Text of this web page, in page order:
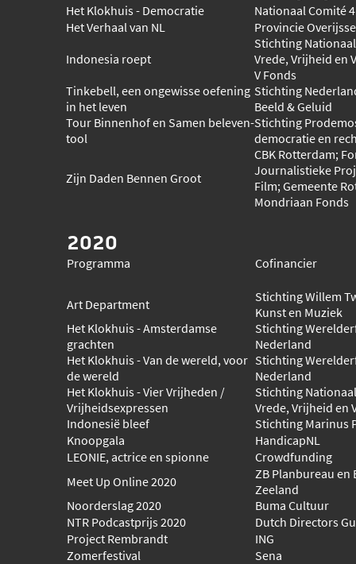
Het Klokhuis - Democratie
Nationaal Comité
Het Verhaal van NL
Provincie
Indonesia roept
Stichting
Vrede, Vrijheid en
V Fonds
Tinkebell, een ongewisse oefening
in het leven
Stichting
Beeld & Geluid
Tour Binnenhof en Samen beleven-
tool
Stichting
democratie en
Zijn Daden Bennen Groot
CBK Rotterdam;
Journalistieke
Film; Gemeente
Mondriaan Fonds
2020
Programma Cofinancier
Art Department
Stichting Willem
Kunst en Muziek
Het Klokhuis - Amsterdamse
grachten
Stichting
Nederland
Het Klokhuis - Van de wereld, voor
de wereld
Stichting
Nederland
Het Klokhuis - Vier Vrijheden /
Vrijheidsexpressen
Stichting
Vrede, Vrijheid en
Indonesië bleef
Stichting Marinus
Knoopgala
HandicapNL
LEONIE, actrice en spionne
Crowdfunding
Meet Up Online 2020
ZB Planbureau en
Zeeland
Noorderslag 2020
Buma Cultuur
NTR Podcastprijs 2020
Dutch Directors
Project Rembrandt
ING
Zomerfestival
Sena